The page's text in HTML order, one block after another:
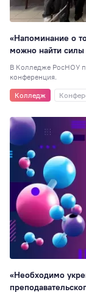
«Напоминание о
можно найти
В Колледже РосНОУ
конференция.
Колледж
«Необходимо